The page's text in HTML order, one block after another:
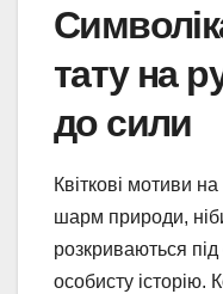
тату на
до сили
Квіткові мотиви
шарм природи,
розкриваються
особисту історію.